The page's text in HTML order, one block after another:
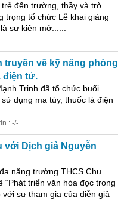
đến trường, thầy và trò
trọng tổ chức Lễ khai giảng
sự kiện mở......
truyền về kỹ năng phòng
điện tử.
Trinh đã tổ chức buổi
dụng ma túy, thuốc lá điện
: -/-
với Dịch giả Nguyễn
năng trường THCS Chu
“Phát triển văn hóa đọc trong
sự tham gia của diễn giả